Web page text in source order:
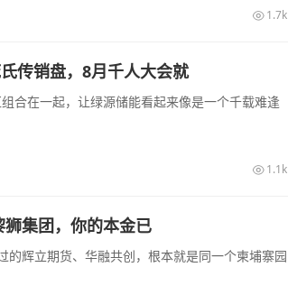
1.7k
传销盘，8月千人大会就
合在一起，让绿源储能看起来像是一个千载难逢
1.1k
集团，你的本金已
的辉立期货、华融共创，根本就是同一个柬埔寨园